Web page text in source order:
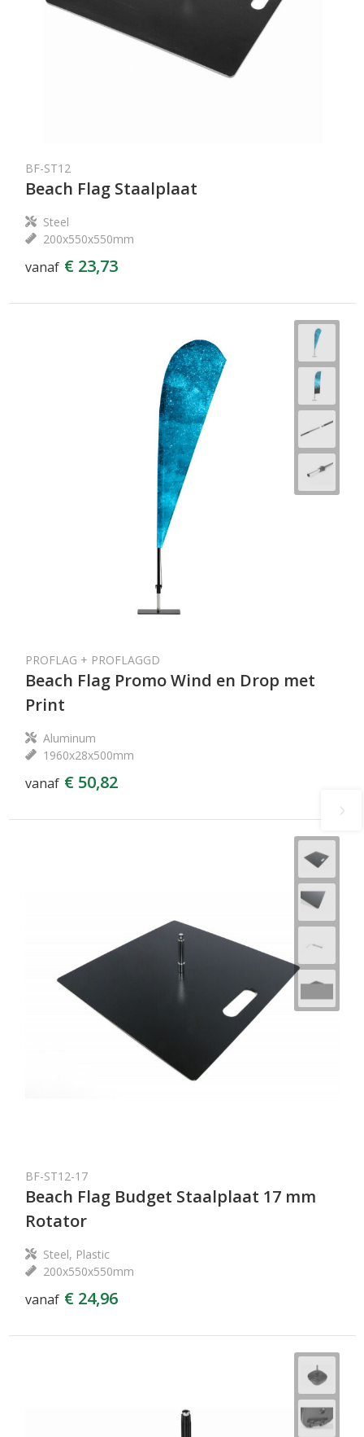
BF-ST12
Beach Flag Staalplaat
Steel
200x550x550mm
vanaf € 23,73
PROFLAG + PROFLAGGD
Beach Flag Promo Wind en Drop met
Print
Aluminum
1960x28x500mm
vanaf € 50,82
BF-ST12-17
Beach Flag Budget Staalplaat 17 mm
Rotator
Steel, Plastic
200x550x550mm
vanaf € 24,96